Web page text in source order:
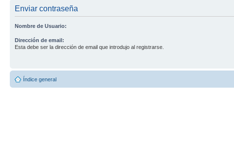
Enviar contraseña
Nombre de Usuario:
Dirección de email:
Esta debe ser la dirección de email que introdujo al registrarse.
Índice general